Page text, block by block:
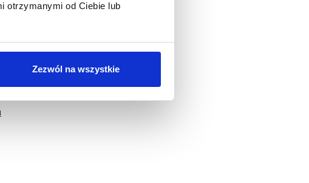
otrzymanymi od Ciebie lub
Zezwól na wszystkie